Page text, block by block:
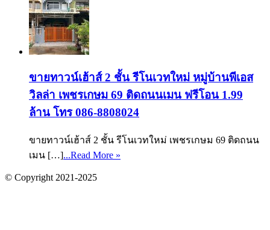
ขายทาวน์เฮ้าส์ 2 ชั้น รีโนเวทใหม่ หมู่บ้านพีเอส
วิลล่า เพชรเกษม 69 ติดถนนเมน ฟรีโอน 1.99
ล้าน โทร 086-8808024
ขายทาวน์เฮ้าส์ 2 ชั้น รีโนเวทใหม่ เพชรเกษม 69 ติดถนน
เมน […]...Read More »
© Copyright 2021-2025